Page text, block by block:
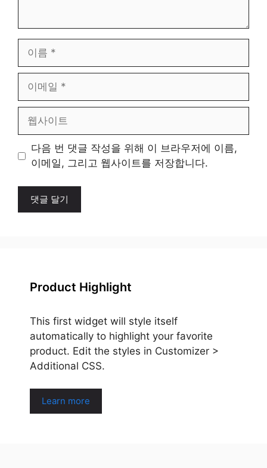
일
트
다음 번 댓글 작성을 위해 이 브라우저에 이름,
이메일, 그리고 웹사이트를 저장합니다.
Product Highlight
This first widget will style itself
automatically to highlight your favorite
product. Edit the styles in Customizer >
Additional CSS.
Learn more